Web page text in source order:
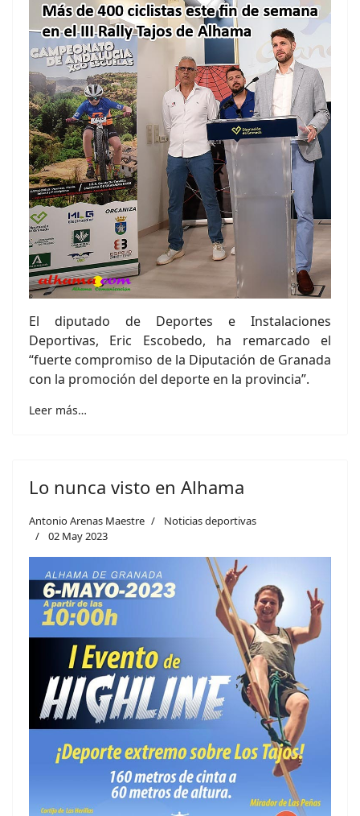
El diputado de Deportes e Instalaciones
Deportivas, Eric Escobedo, ha remarcado el
“fuerte compromiso de la Diputación de Granada
con la promoción del deporte en la provincia”.
Leer más…
Lo nunca visto en Alhama
Antonio Arenas Maestre
Noticias deportivas
02 May 2023